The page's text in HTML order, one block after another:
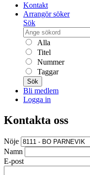
Kontakt
Arrangör söker
Sök
Alla
Titel
Nummer
Taggar
Sök
Bli medlem
Logga in
Kontakta oss
Nöje
Namn
E-post